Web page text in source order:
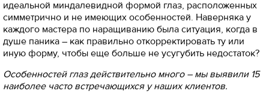
идеальной миндалевидной формой глаз, расположенных
симметрично и не имеющих особенностей. Наверняка у
каждого мастера по наращиванию была ситуация, когда в
душе паника – как правильно откорректировать ту или
иную форму, чтобы еще больше не усугубить недостаток?
Особенностей глаз действительно много – мы выявили 15
наиболее часто встречающихся у наших клиентов.